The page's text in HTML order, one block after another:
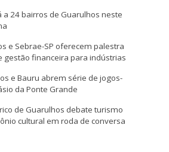
a 24 bairros de Guarulhos neste
e Sebrae-SP oferecem palestra
gestão financeira para indústrias
e Bauru abrem série de jogos-
da Ponte Grande
de Guarulhos debate turismo
cultural em roda de conversa